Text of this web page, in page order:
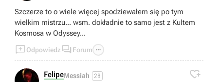
Szczerze to o wiele więcej spodziewałem się po tym
wielkim mistrzu... wsm. dokładnie to samo jest z Kultem
Kosmosa w Odyssey...
Odpowiedz  Forum 
FelipeMessiah 28 